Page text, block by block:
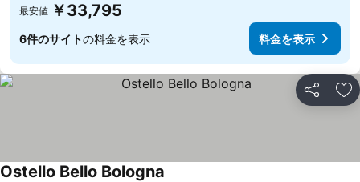
最安値 ￥33,795
6件のサイトの料金を表示 料金を表示
シェア お
Ostello Bello Bologna